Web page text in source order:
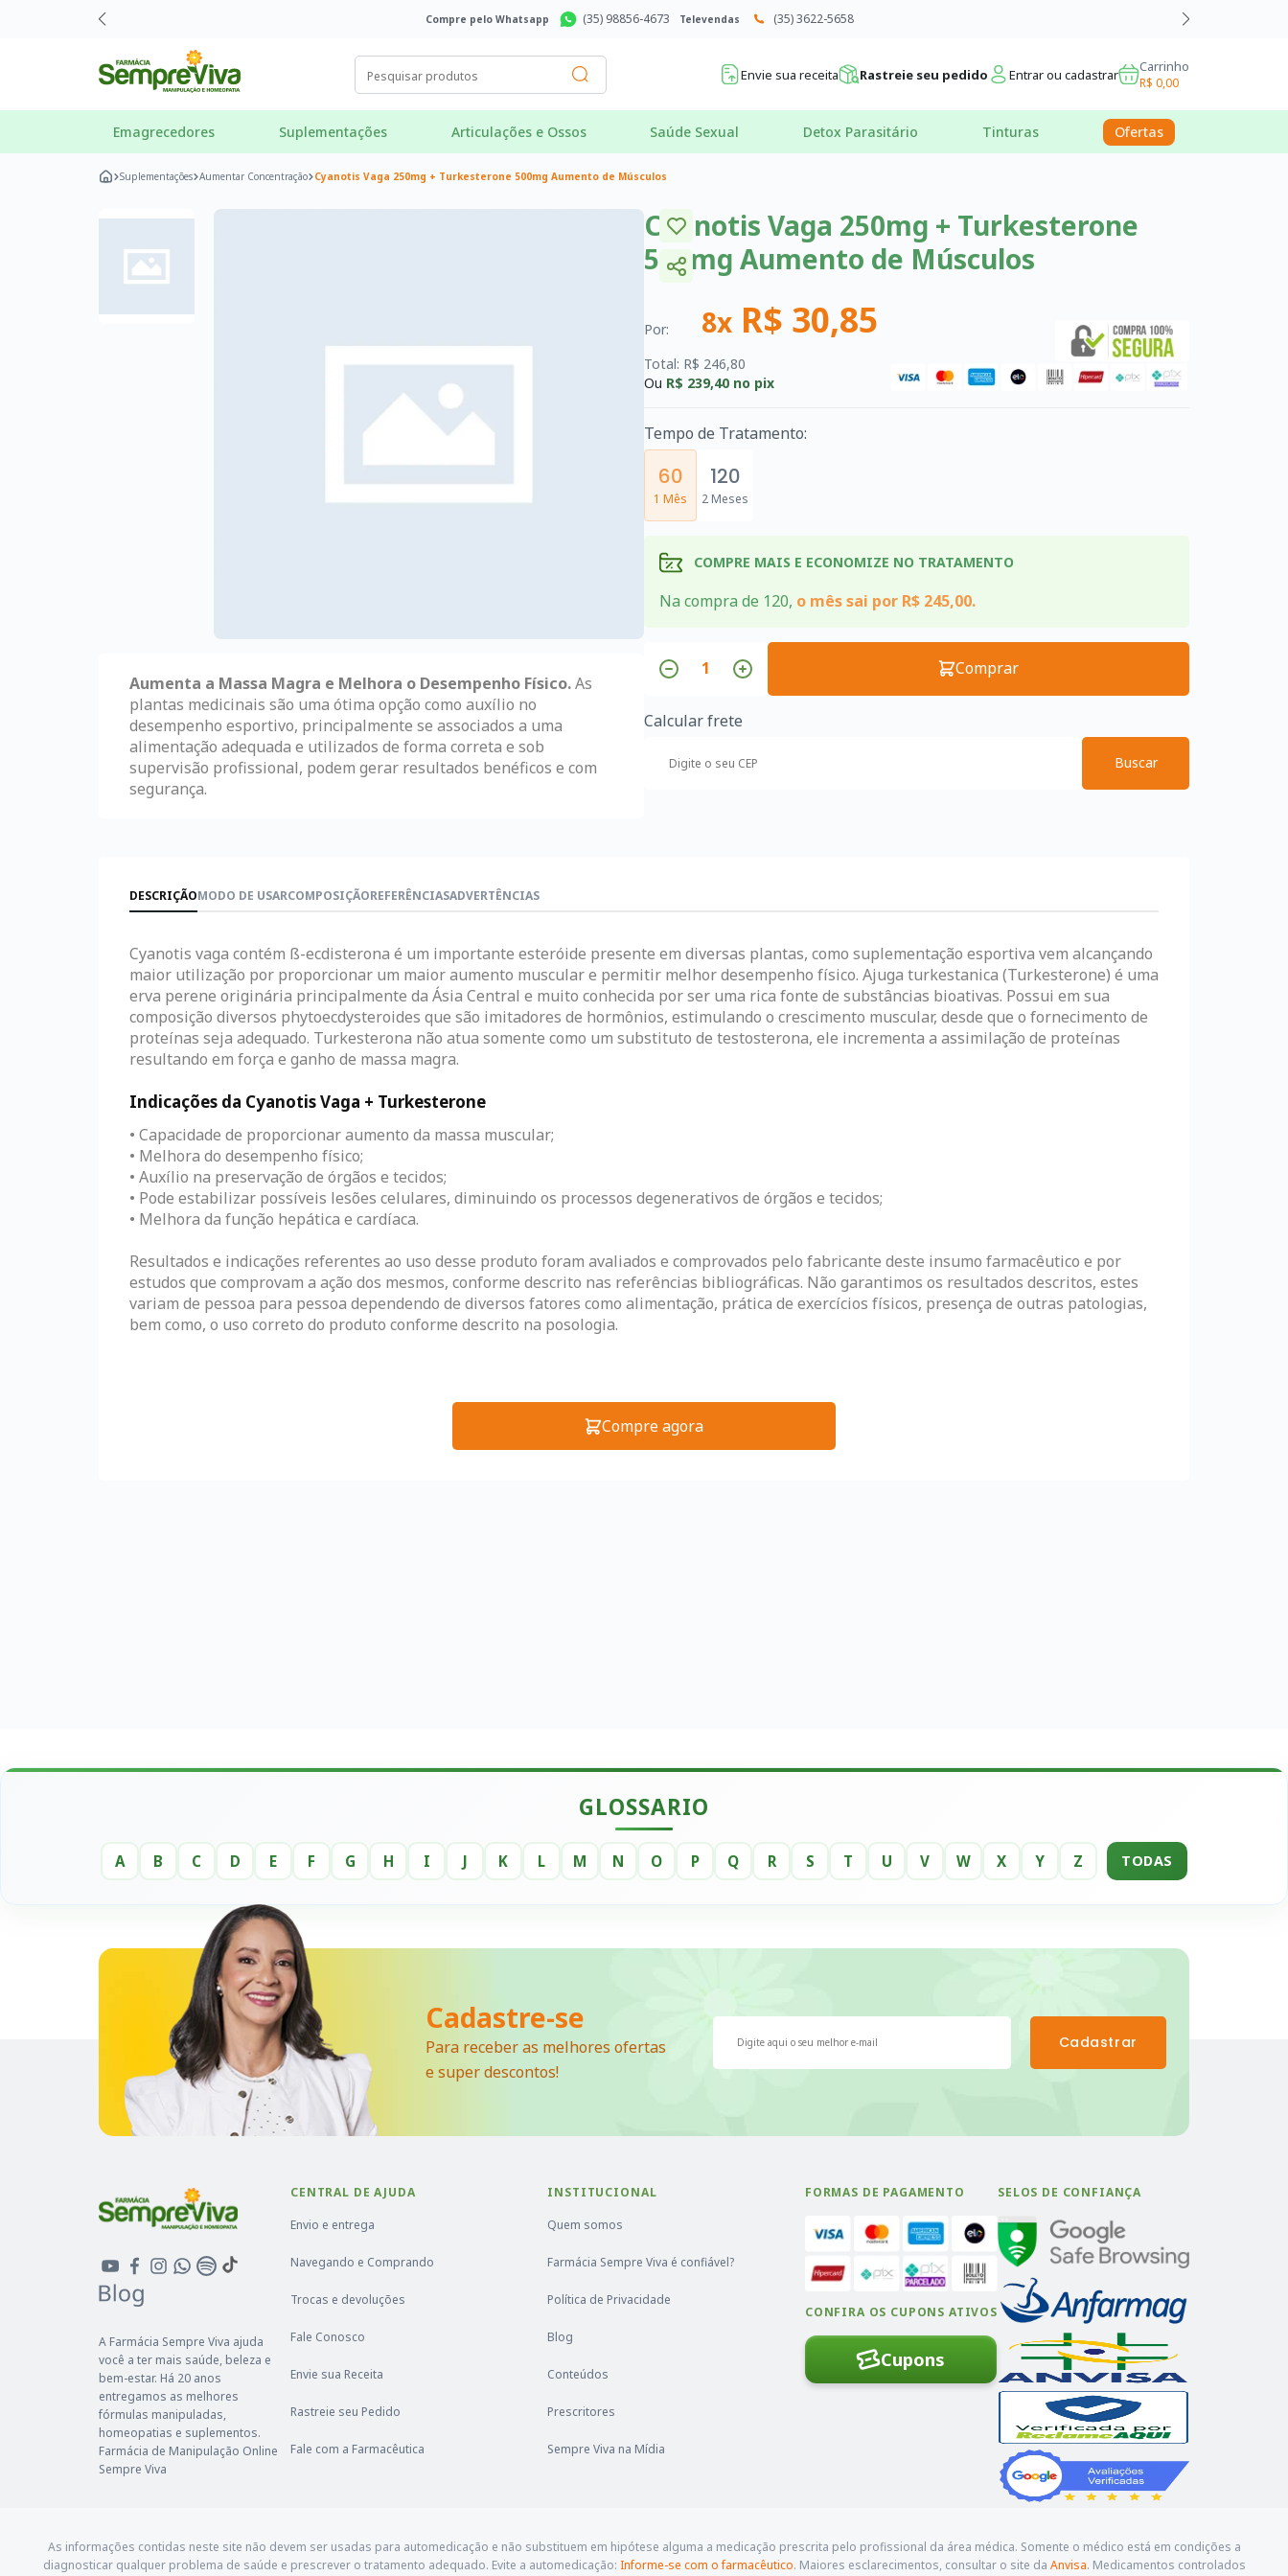
Compre pelo Whatsapp (35) 98856-4673 Televendas (35) 3622-5658
Envie sua receita Rastreie seu pedido Entrar ou cadastrar Carrinho
R$ 0,00
Emagrecedores Suplementações Articulações e Ossos Saúde Sexual Detox Parasitário Tinturas Ofertas
Suplementações Aumentar Concentração Cyanotis Vaga 250mg + Turkesterone 500mg Aumento de Músculos
Aumenta a Massa Magra e Melhora o Desempenho Físico.As
plantas medicinais são uma ótima opção como auxílio no
desempenho esportivo, principalmente se associados a uma
alimentação adequada e utilizados de forma correta e sob
supervisão profissional, podem gerar resultados benéficos e com
segurança.
Cyanotis Vaga 250mg + Turkesterone
500mg Aumento de Músculos
Por: 8x R$ 30,85
Total: R$ 246,80
Ou R$ 239,40 no pix
Tempo de Tratamento:
60
1 Mês
120
2 Meses
COMPRE MAIS E ECONOMIZE NO TRATAMENTO
Na compra de 120, o mês sai por R$ 245,00.
Comprar
Calcular frete
Buscar
DESCRIÇÃOMODO DE USARCOMPOSIÇÃOREFERÊNCIASADVERTÊNCIAS
Cyanotis vaga contém ß-ecdisterona é um importante esteróide presente em diversas plantas, como suplementação esportiva vem alcançando
maior utilização por proporcionar um maior aumento muscular e permitir melhor desempenho físico. Ajuga turkestanica (Turkesterone) é uma
erva perene originária principalmente da Ásia Central e muito conhecida por ser uma rica fonte de substâncias bioativas. Possui em sua
composição diversos phytoecdysteroides que são imitadores de hormônios, estimulando o crescimento muscular, desde que o fornecimento de
proteínas seja adequado. Turkesterona não atua somente como um substituto de testosterona, ele incrementa a assimilação de proteínas
resultando em força e ganho de massa magra.
Indicações da Cyanotis Vaga + Turkesterone
• Capacidade de proporcionar aumento da massa muscular;
• Melhora do desempenho físico;
• Auxílio na preservação de órgãos e tecidos;
• Pode estabilizar possíveis lesões celulares, diminuindo os processos degenerativos de órgãos e tecidos;
• Melhora da função hepática e cardíaca.
Resultados e indicações referentes ao uso desse produto foram avaliados e comprovados pelo fabricante deste insumo farmacêutico e por
estudos que comprovam a ação dos mesmos, conforme descrito nas referências bibliográficas. Não garantimos os resultados descritos, estes
variam de pessoa para pessoa dependendo de diversos fatores como alimentação, prática de exercícios físicos, presença de outras patologias,
bem como, o uso correto do produto conforme descrito na posologia.
Compre agora
GLOSSARIO
A B C D E F G H I J K L M N O P Q R S T U V W X Y Z TODAS
As informações contidas neste site não devem ser usadas para automedicação e não substituem em hipótese alguma a medicação prescrita pelo profissional da área médica. Somente o médico está em condições a
diagnosticar qualquer problema de saúde e prescrever o tratamento adequado. Evite a automedicação: Informe-se com o farmacêutico. Maiores esclarecimentos, consultar o site da Anvisa. Medicamentos controlados
A Farmácia Sempre Viva ajuda
você a ter mais saúde, beleza e
bem-estar. Há 20 anos
entregamos as melhores
fórmulas manipuladas,
homeopatias e suplementos.
Farmácia de Manipulação Online
Sempre Viva
CENTRAL DE AJUDA
Envio e entrega
Navegando e Comprando
Trocas e devoluções
Fale Conosco
Envie sua Receita
Rastreie seu Pedido
Fale com a Farmacêutica
INSTITUCIONAL
Quem somos
Farmácia Sempre Viva é confiável?
Política de Privacidade
Blog
Conteúdos
Prescritores
Sempre Viva na Mídia
FORMAS DE PAGAMENTO
CONFIRA OS CUPONS ATIVOS
Cupons
SELOS DE CONFIANÇA
Cadastre-se
Para receber as melhores ofertas
e super descontos!
Cadastrar